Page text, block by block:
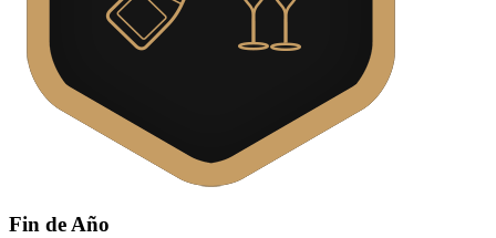
Fin de Año